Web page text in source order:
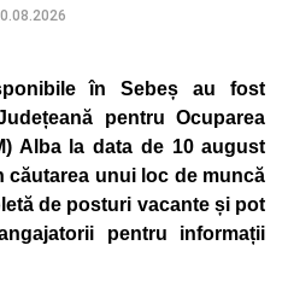
secțiunea
aparține persoana aflată în
Alba include, pe lângă
din Săsciori, și datele de
numere de telefon și
persoanele interesate să
în Sebeș au fost
pentru Ocuparea
Alba la data de 10 august
căutarea unui loc de muncă
de posturi vacante și pot
pentru informații